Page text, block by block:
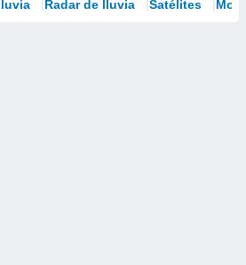
Radar de lluvia Satélites